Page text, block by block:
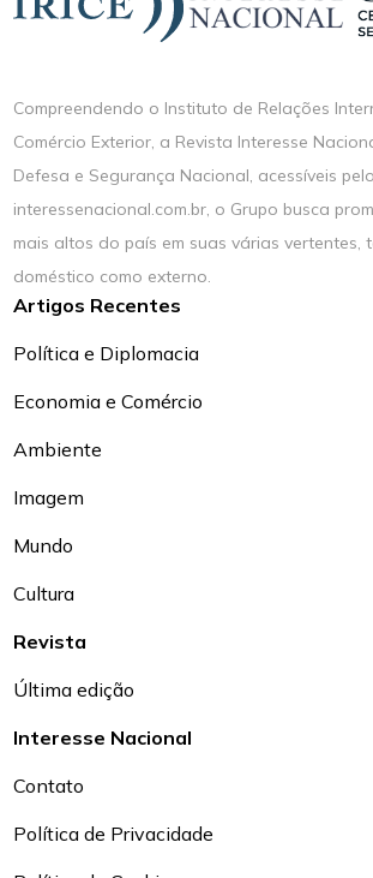
Compreendendo o Instituto de Relações
Comércio Exterior, a Revista Interesse
Defesa e Segurança Nacional, acessíveis
interessenacional.com.br, o Grupo busca
mais altos do país em suas várias vertentes,
doméstico como externo.
Artigos Recentes
Política e Diplomacia
Economia e Comércio
Ambiente
Imagem
Mundo
Cultura
Revista
Última edição
Interesse Nacional
Contato
Política de Privacidade